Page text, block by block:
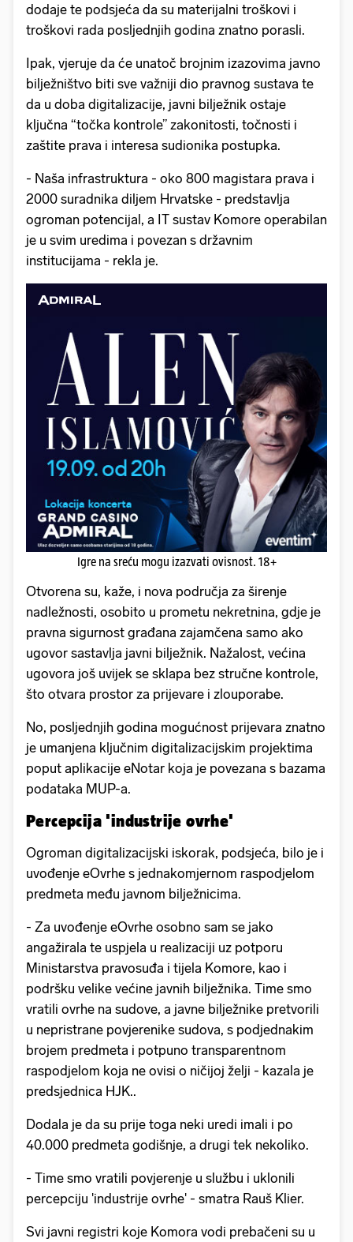
dodaje te podsjeća da su materijalni troškovi i
troškovi rada posljednjih godina znatno porasli.
Ipak, vjeruje da će unatoč brojnim izazovima javno
bilježništvo biti sve važniji dio pravnog sustava te
da u doba digitalizacije, javni bilježnik ostaje
ključna “točka kontrole” zakonitosti, točnosti i
zaštite prava i interesa sudionika postupka.
- Naša infrastruktura - oko 800 magistara prava i
2000 suradnika diljem Hrvatske - predstavlja
ogroman potencijal, a IT sustav Komore operabilan
je u svim uredima i povezan s državnim
institucijama - rekla je.
Igre na sreću mogu izazvati ovisnost. 18+
Otvorena su, kaže, i nova područja za širenje
nadležnosti, osobito u prometu nekretnina, gdje je
pravna sigurnost građana zajamčena samo ako
ugovor sastavlja javni bilježnik. Nažalost, većina
ugovora još uvijek se sklapa bez stručne kontrole,
što otvara prostor za prijevare i zlouporabe.
No, posljednjih godina mogućnost prijevara znatno
je umanjena ključnim digitalizacijskim projektima
poput aplikacije eNotar koja je povezana s bazama
podataka MUP-a.
Percepcija 'industrije ovrhe'
Ogroman digitalizacijski iskorak, podsjeća, bilo je i
uvođenje eOvrhe s jednakomjernom raspodjelom
predmeta među javnom bilježnicima.
- Za uvođenje eOvrhe osobno sam se jako
angažirala te uspjela u realizaciji uz potporu
Ministarstva pravosuđa i tijela Komore, kao i
podršku velike većine javnih bilježnika. Time smo
vratili ovrhe na sudove, a javne bilježnike pretvorili
u nepristrane povjerenike sudova, s podjednakim
brojem predmeta i potpuno transparentnom
raspodjelom koja ne ovisi o ničijoj želji - kazala je
predsjednica HJK..
Dodala je da su prije toga neki uredi imali i po
40.000 predmeta godišnje, a drugi tek nekoliko.
- Time smo vratili povjerenje u službu i uklonili
percepciju 'industrije ovrhe' - smatra Rauš Klier.
Svi javni registri koje Komora vodi prebačeni su u